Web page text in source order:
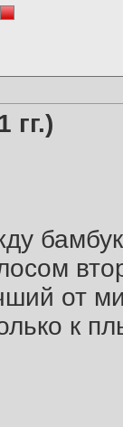
гг.)
от
к